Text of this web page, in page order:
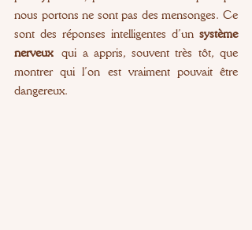
nous portons ne sont pas des mensonges. Ce
sont des réponses intelligentes d’un système
nerveux qui a appris, souvent très tôt, que
montrer qui l’on est vraiment pouvait être
dangereux.